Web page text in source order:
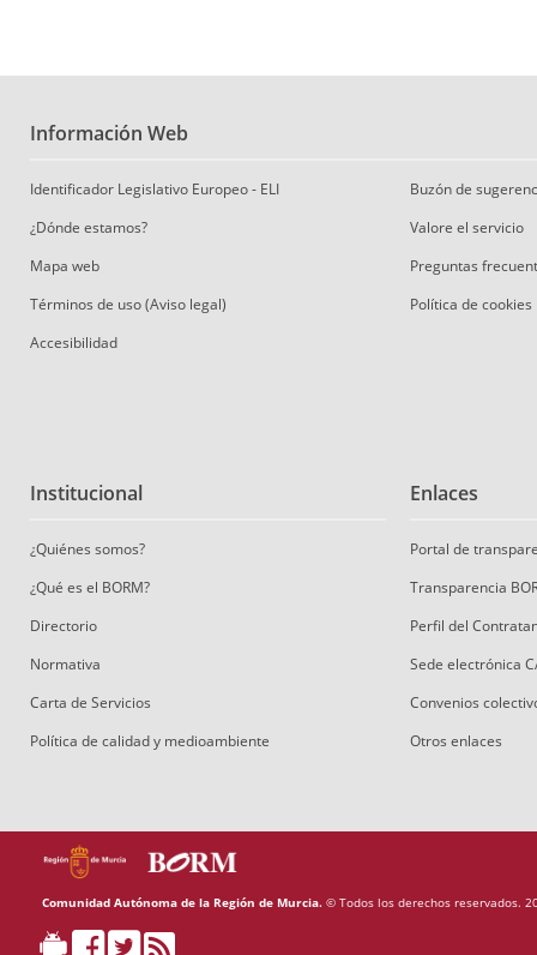
Información Web
Identificador Legislativo Europeo - ELI
¿Dónde estamos?
Mapa web
Términos de uso (Aviso legal)
Accesibilidad
Buzón de
Valore el servicio
Preguntas
Política de cookies
Institucional
¿Quiénes somos?
¿Qué es el BORM?
Directorio
Normativa
Carta de Servicios
Política de calidad y medioambiente
Enlaces
Portal de
Transparencia
Perfil del
Sede electrónica
Convenios
Otros enlaces
Comunidad Autónoma de la Región de Murcia. © Todos los derechos reservados.